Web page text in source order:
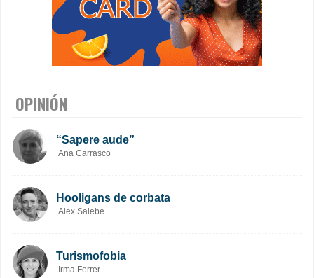
OPINIÓN
“Sapere aude”
Ana Carrasco
Hooligans de corbata
Alex Salebe
Turismofobia
Irma Ferrer